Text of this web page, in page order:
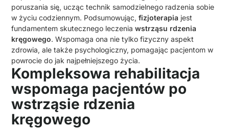
poruszania się, ucząc technik samodzielnego radzenia sobie
w życiu codziennym. Podsumowując,fizjoterapia jest
fundamentem skutecznego leczeniawstrząsu rdzenia
kręgowego. Wspomaga ona nie tylko fizyczny aspekt
zdrowia, ale także psychologiczny, pomagając pacjentom w
powrocie do jak najpełniejszego życia.
Kompleksowa rehabilitacja
wspomaga pacjentów po
wstrząsie rdzenia
kręgowego